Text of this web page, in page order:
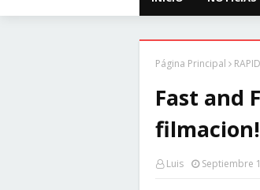
Página Principal
Fast and
filmacion!
Luis Septiembre